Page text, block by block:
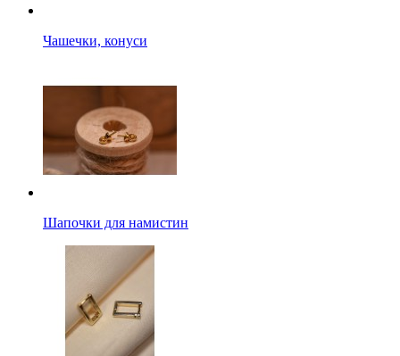
Чашечки, конуси
Шапочки для намистин